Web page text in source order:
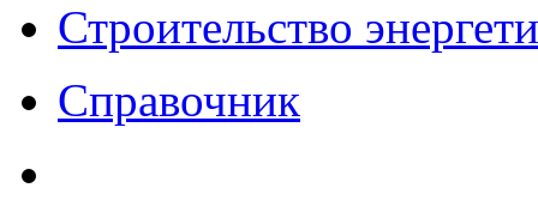
Строительство
Справочник